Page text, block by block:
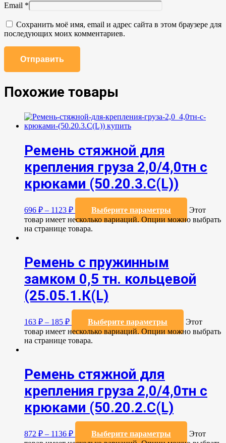
Email *
Сохранить моё имя, email и адрес сайта в этом браузере для
последующих моих комментариев.
Похожие товары
Ремень стяжной для
крепления груза 2,0/4,0тн с
крюками (50.20.3.C(L))
696 ₽ – 1123 ₽ Выберите параметры
Этот
товар имеет несколько вариаций. Опции можно выбрать
на странице товара.
Ремень с пружинным
замком 0,5 тн. кольцевой
(25.05.1.К(L)
163 ₽ – 185 ₽ Выберите параметры
Этот
товар имеет несколько вариаций. Опции можно выбрать
на странице товара.
Ремень стяжной для
крепления груза 2,0/4,0тн с
крюками (50.20.2.C(L)
872 ₽ – 1136 ₽ Выберите параметры
Этот